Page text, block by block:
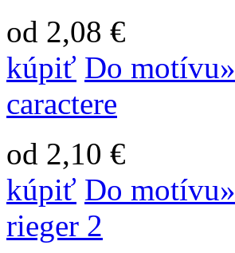
od 2,08 €
kúpiť Do motívu»
caractere
od 2,10 €
kúpiť Do motívu»
rieger 2